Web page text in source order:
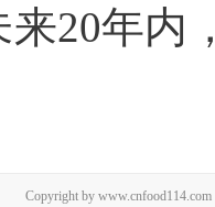
20年内
Copyright by